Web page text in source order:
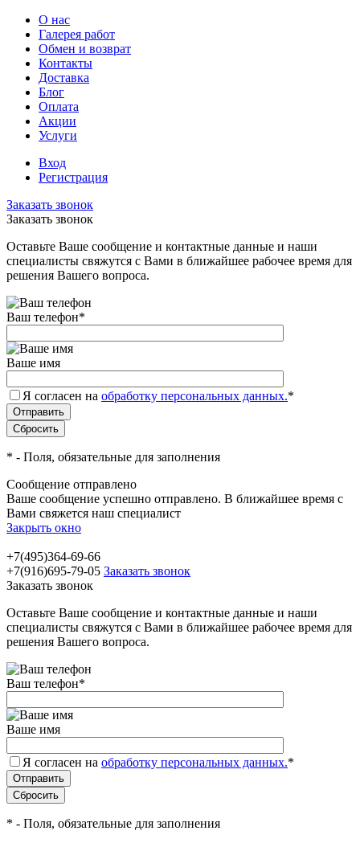
О нас
Галерея работ
Обмен и возврат
Контакты
Доставка
Блог
Оплата
Акции
Услуги
Вход
Регистрация
Заказать звонок
Заказать звонок
Оставьте Ваше сообщение и контактные данные и наши
специалисты свяжутся с Вами в ближайшее рабочее время для
решения Вашего вопроса.
Ваш телефон*
Ваше имя
Я согласен на обработку персональных данных.*
* - Поля, обязательные для заполнения
Сообщение отправлено
Ваше сообщение успешно отправлено. В ближайшее время с
Вами свяжется наш специалист
Закрыть окно
+7(495)364-69-66
+7(916)695-79-05 Заказать звонок
Заказать звонок
Оставьте Ваше сообщение и контактные данные и наши
специалисты свяжутся с Вами в ближайшее рабочее время для
решения Вашего вопроса.
Ваш телефон*
Ваше имя
Я согласен на обработку персональных данных.*
* - Поля, обязательные для заполнения